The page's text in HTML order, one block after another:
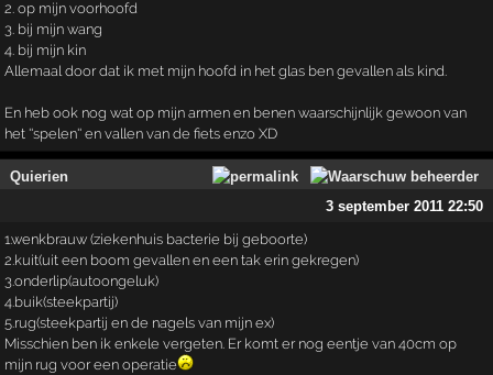
2. op mijn voorhoofd
3. bij mijn wang
4. bij mijn kin
Allemaal door dat ik met mijn hoofd in het glas ben gevallen als kind.
En heb ook nog wat op mijn armen en benen waarschijnlijk gewoon van
het ''spelen'' en vallen van de fiets enzo XD
Quierien
3 september 2011 22:50
1.wenkbrauw (ziekenhuis bacterie bij geboorte)
2.kuit(uit een boom gevallen en een tak erin gekregen)
3.onderlip(autoongeluk)
4.buik(steekpartij)
5.rug(steekpartij en de nagels van mijn ex)
Misschien ben ik enkele vergeten. Er komt er nog eentje van 40cm op
mijn rug voor een operatie